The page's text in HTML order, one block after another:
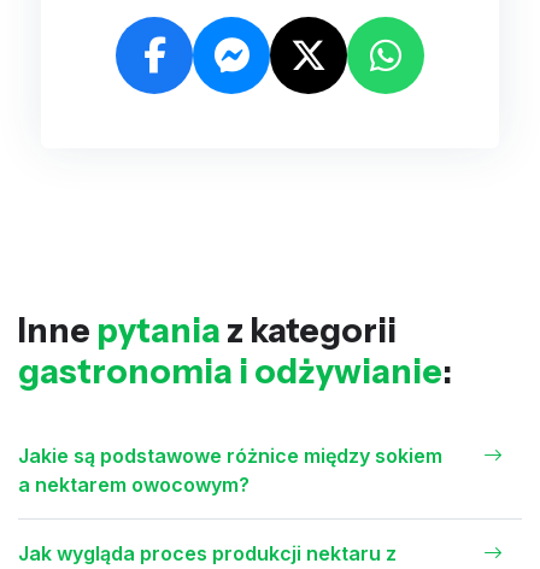
Inne pytania z kategorii
gastronomia i odżywianie:
Jakie są podstawowe różnice między sokiem
a nektarem owocowym?
Jak wygląda proces produkcji nektaru z